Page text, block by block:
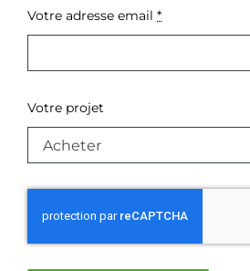
Votre adresse email *
Votre projet